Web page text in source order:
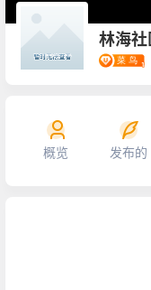
林海
概览 发布的